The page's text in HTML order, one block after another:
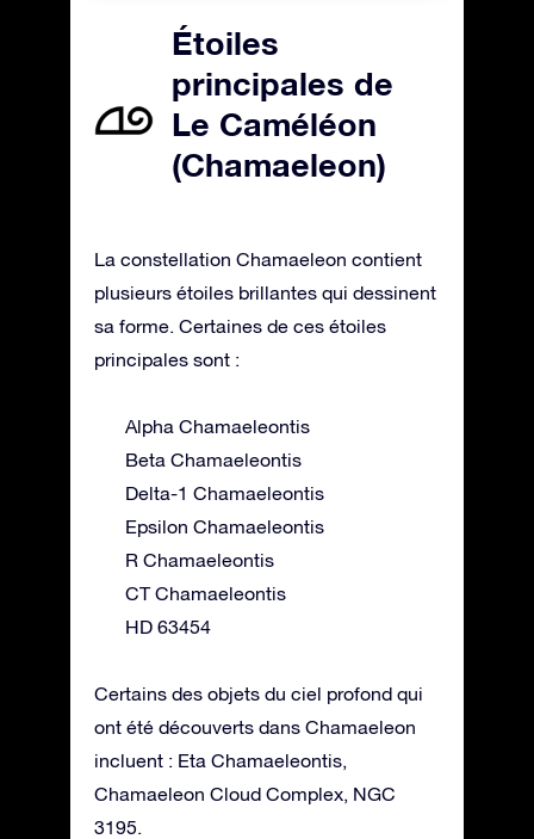
Étoiles
principales de
Le Caméléon
(Chamaeleon)
La constellation Chamaeleon contient
plusieurs étoiles brillantes qui dessinent
sa forme. Certaines de ces étoiles
principales sont :
Alpha Chamaeleontis
Beta Chamaeleontis
Delta-1 Chamaeleontis
Epsilon Chamaeleontis
R Chamaeleontis
CT Chamaeleontis
HD 63454
Certains des objets du ciel profond qui
ont été découverts dans Chamaeleon
incluent : Eta Chamaeleontis,
Chamaeleon Cloud Complex, NGC
3195.